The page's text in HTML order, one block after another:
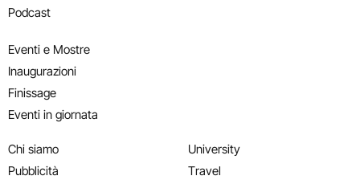
Podcast
Eventi e Mostre
Inaugurazioni
Finissage
Eventi in giornata
Chi siamo
Pubblicità
University
Travel